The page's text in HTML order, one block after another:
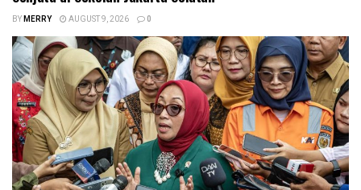
BYMERRY AUGUST 9, 2026 0